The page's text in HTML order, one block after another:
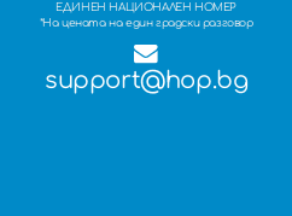
ЕДИНЕН НАЦИОНАЛЕН НОМЕР
*На цената на един градски разговор
support@hop.bg